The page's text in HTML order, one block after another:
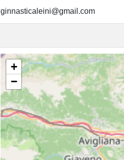
ginnasticaleini@gmail.com
+
−